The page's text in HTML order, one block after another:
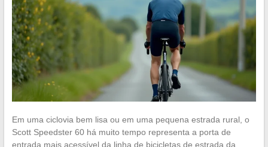
Em uma ciclovia bem lisa ou em uma pequena estrada rural, o
Scott Speedster 60 há muito tempo representa a porta de
entrada mais acessível da linha de bicicletas de estrada da